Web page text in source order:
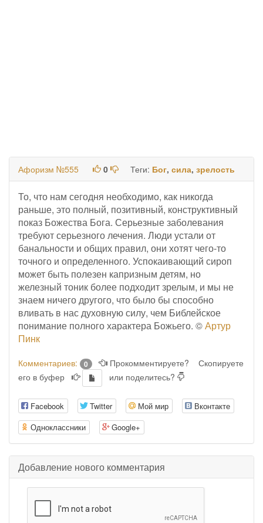
Афоризм №555 0 Теги: Бог, сила, зрелость
То, что нам сегодня необходимо, как никогда
раньше, это полный, позитивный, конструктивный
показ Божества Бога. Серьезные заболевания
требуют серьезного лечения. Люди устали от
банальности и общих правил, они хотят чего-то
точного и определенного. Успокаивающий сироп
может быть полезен капризным детям, но
железный тоник более подходит зрелым, и мы не
знаем ничего другого, что было бы способно
вливать в нас духовную силу, чем Библейское
понимание полного характера Божьего. ©Артур
Пинк
Комментариев: 0 Прокомментируете?
Скопируете
его в буфер
или поделитесь?
Facebook Twitter Мой мир
Вконтакте
Одноклассники
Google+
Добавление нового комментария